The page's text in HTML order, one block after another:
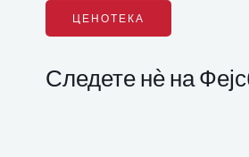
ЦЕНОТЕКА
Следете нѐ на